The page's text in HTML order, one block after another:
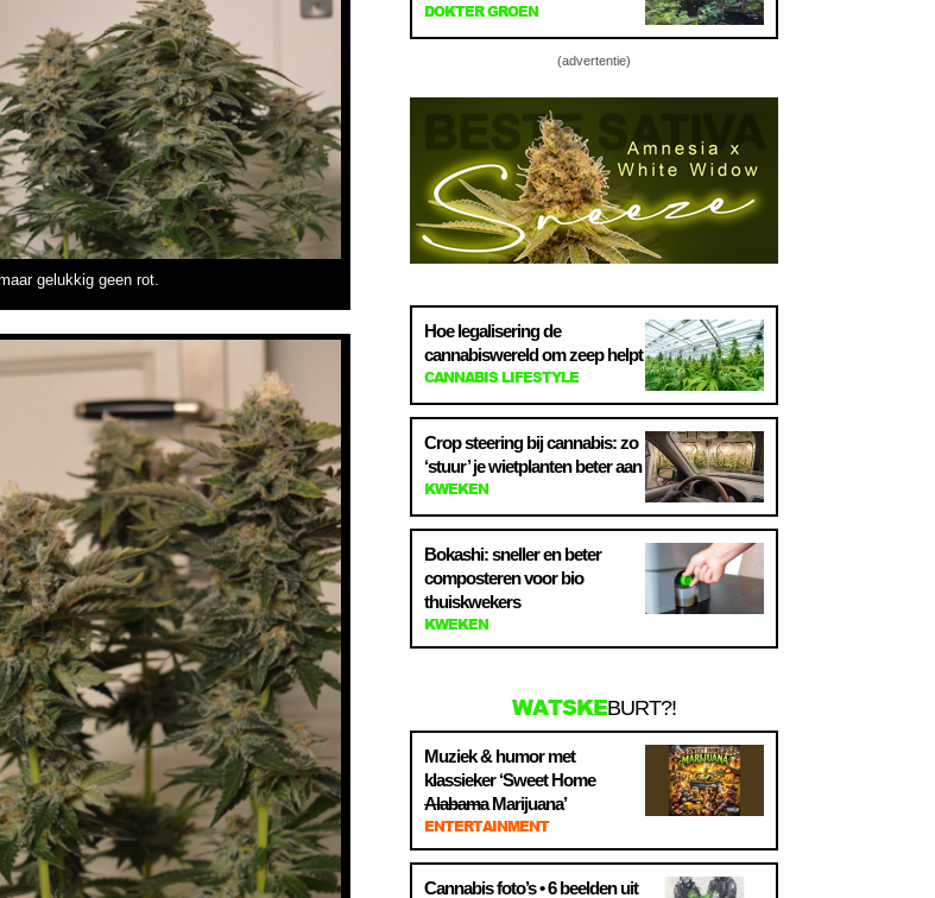
gelukkig geen rot.
DOKTER GROEN
(advertentie)
Hoe legalisering de
cannabiswereld om zeep helpt
CANNABIS LIFESTYLE
Crop steering bij cannabis: zo
‘stuur’ je wietplanten beter aan
KWEKEN
Bokashi: sneller en beter
composteren voor bio
thuiskwekers
KWEKEN
WATSKEBURT?!
Muziek & humor met
klassieker ‘Sweet Home
AlabamaMarijuana’
ENTERTAINMENT
Cannabis foto’s • 6 beelden uit